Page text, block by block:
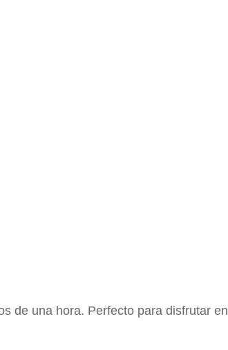
de una hora. Perfecto para disfrutar en